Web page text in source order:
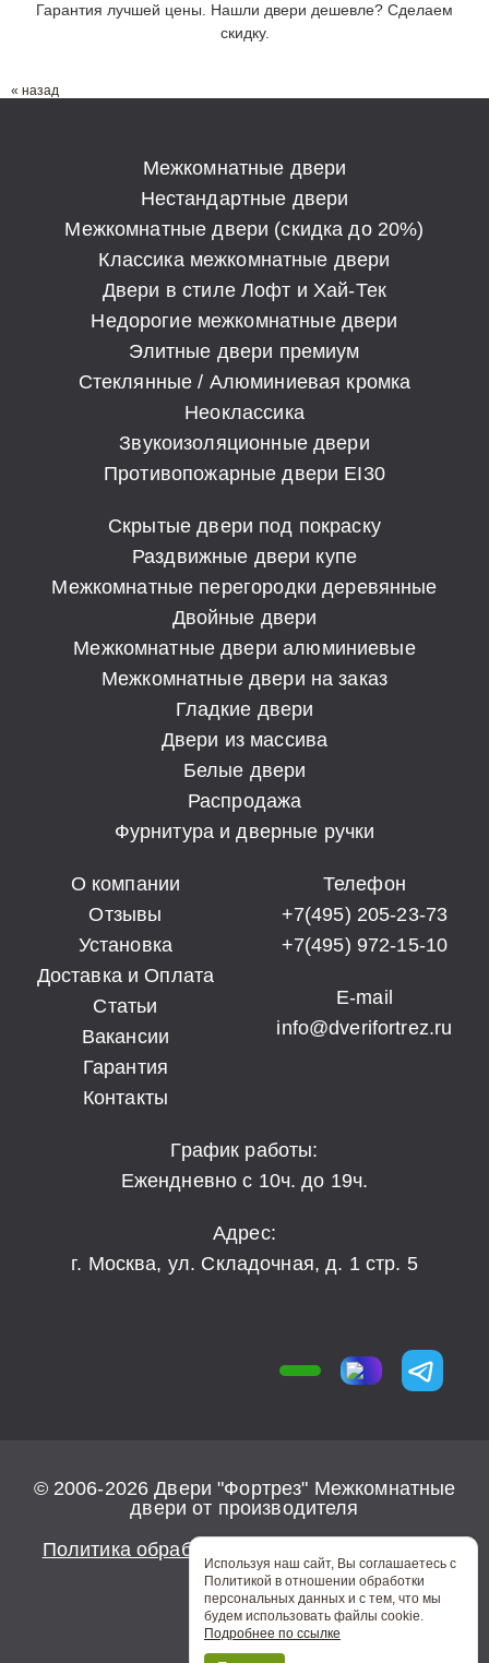
Гарантия лучшей цены. Нашли двери дешевле? Сделаем
скидку.
« назад
Межкомнатные двери
Нестандартные двери
Межкомнатные двери (скидка до 20%)
Классика межкомнатные двери
Двери в стиле Лофт и Хай-Тек
Недорогие межкомнатные двери
Элитные двери премиум
Стеклянные / Алюминиевая кромка
Неоклассика
Звукоизоляционные двери
Противопожарные двери EI30
Скрытые двери под покраску
Раздвижные двери купе
Межкомнатные перегородки деревянные
Двойные двери
Межкомнатные двери алюминиевые
Межкомнатные двери на заказ
Гладкие двери
Двери из массива
Белые двери
Распродажа
Фурнитура и дверные ручки
О компании
Отзывы
Установка
Доставка и Оплата
Статьи
Вакансии
Гарантия
Контакты
Телефон
+7(495) 205-23-73
+7(495) 972-15-10
E-mail
info@dverifortrez.ru
График работы:
Ежендневно с 10ч. до 19ч.
Адрес:
г. Москва, ул. Складочная, д. 1 стр. 5
© 2006-2026 Двери "Фортрез" Межкомнатные
двери от производителя
Политика обработки персональных данных
Используя наш сайт, Вы соглашаетесь с
Политикой в отношении обработки
персональных данных и с тем, что мы
будем использовать файлы cookie.
Подробнее по ссылке